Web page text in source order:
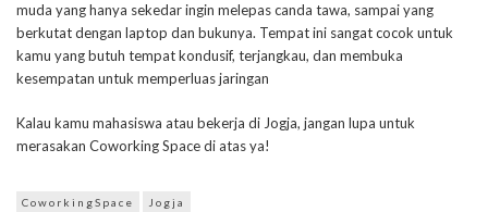
muda yang hanya sekedar ingin melepas canda tawa, sampai yang
berkutat dengan laptop dan bukunya. Tempat ini sangat cocok untuk
kamu yang butuh tempat kondusif, terjangkau, dan membuka
kesempatan untuk memperluas jaringan
Kalau kamu mahasiswa atau bekerja di Jogja, jangan lupa untuk
merasakan Coworking Space di atas ya!
CoworkingSpace Jogja